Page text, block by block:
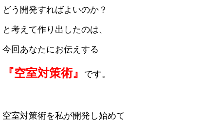
どう開発すればよいのか？
と考えて作り出したのは、
今回あなたにお伝えする
『空室対策術』 です。
空室対策術を私が開発し始めて